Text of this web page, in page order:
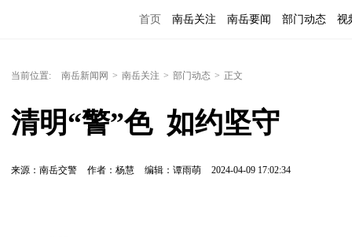
首页 南岳关注 南岳要闻 部门动态 视
当前位置: 南岳新闻网 > 南岳关注 > 部门动态 > 正文
清明“警”色  如约坚守
来源：南岳交警 作者：杨慧 编辑：谭雨萌 2024-04-09 17:02:34